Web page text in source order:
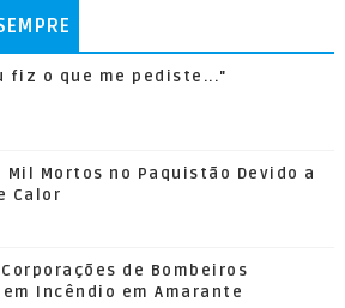
fiz o que me pediste..."
Mil Mortos no Paquistão Devido a
Calor
de Bombeiros
Incêndio em Amarante